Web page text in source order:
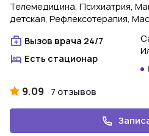
Телемедицина, Психиатрия,
детская, Рефлексотерапия,
Вызов врача 24/7
Есть стационар
9.09 7 отзывов